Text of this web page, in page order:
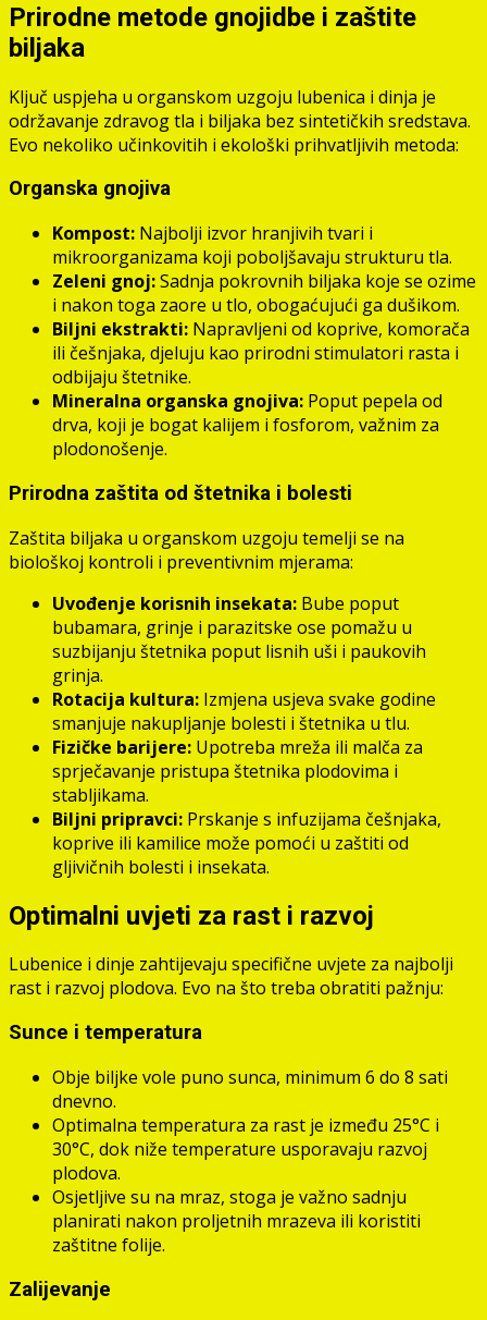
Prirodne metode gnojidbe i zaštite
biljaka
Ključ uspjeha u organskom uzgoju lubenica i dinja je
održavanje zdravog tla i biljaka bez sintetičkih sredstava.
Evo nekoliko učinkovitih i ekološki prihvatljivih metoda:
Organska gnojiva
Kompost: Najbolji izvor hranjivih tvari i
mikroorganizama koji poboljšavaju strukturu tla.
Zeleni gnoj:Sadnja pokrovnih biljaka koje se ozime
i nakon toga zaore u tlo, obogaćujući ga dušikom.
Biljni ekstrakti: Napravljeni od koprive, komorača
ili češnjaka, djeluju kao prirodni stimulatori rasta i
odbijaju štetnike.
Mineralna organska gnojiva: Poput pepela od
drva, koji je bogat kalijem i fosforom, važnim za
plodonošenje.
Prirodna zaštita od štetnika i bolesti
Zaštita biljaka u organskom uzgoju temelji se na
biološkoj kontroli i preventivnim mjerama:
Uvođenje korisnih insekata: Bube poput
bubamara, grinje i parazitske ose pomažu u
suzbijanju štetnika poput lisnih uši i paukovih
grinja.
Rotacija kultura: Izmjena usjeva svake godine
smanjuje nakupljanje bolesti i štetnika u tlu.
Fizičke barijere: Upotreba mreža ili malča za
sprječavanje pristupa štetnika plodovima i
stabljikama.
Biljni pripravci: Prskanje s infuzijama češnjaka,
koprive ili kamilice može pomoći u zaštiti od
gljivičnih bolesti i insekata.
Optimalni uvjeti za rast i razvoj
Lubenice i dinje zahtijevaju specifične uvjete za najbolji
rast i razvoj plodova. Evo na što treba obratiti pažnju:
Sunce i temperatura
Obje biljke vole puno sunca, minimum 6 do 8 sati
dnevno.
Optimalna temperatura za rast je između 25°C i
30°C, dok niže temperature usporavaju razvoj
plodova.
Osjetljive su na mraz, stoga je važno sadnju
planirati nakon proljetnih mrazeva ili koristiti
zaštitne folije.
Zalijevanje